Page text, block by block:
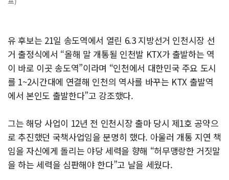
유 후보는 21일 송도역에서 열린 6.3 지방선거 인천시장 선
거 출정식에서 “올해 말 개통될 인천발 KTX가 출발하는 역
이 바로 이곳 송도역”이라며 “인천에서 대한민국 주요 도시
를 1~2시간대에 연결해 인천의 역사를 바꾸는 KTX 출발역
에서 본인도 출발한다”고 강조했다.
그는 해당 사업이 12년 전 인천시장 출마 당시 제1호 공약으
로 추진했던 국책사업임을 분명히 했다. 아울러 개통 지연 책
임을 자신에게 돌리는 야당 세력을 향해 “허무맹랑한 거짓말
을 하는 세력을 심판해야 한다”고 날을 세웠다.